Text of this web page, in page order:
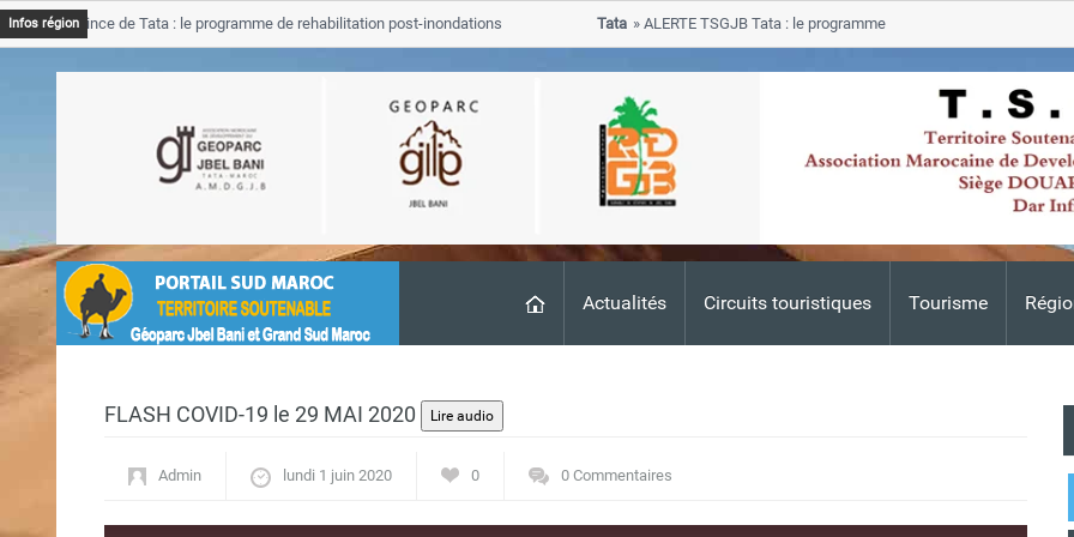
Actualités Circuits touristiques Tourisme
Infos région
Province de Tata : le programme de rehabilitation post-inondations
ALERTE TSGJB Tata : le programme de rehabilitation post-
progresse dans les zones sinistrees
FLASH COVID-19 le 29 MAI 2020
Admin lundi 1 juin 2020 0 0 Commentaires